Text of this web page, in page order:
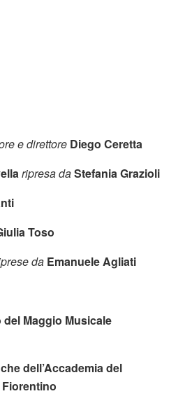
e direttore Diego Ceretta
ripresa daStefania Grazioli
Toso
da Emanuele Agliati
Maggio Musicale
dell’Accademia del